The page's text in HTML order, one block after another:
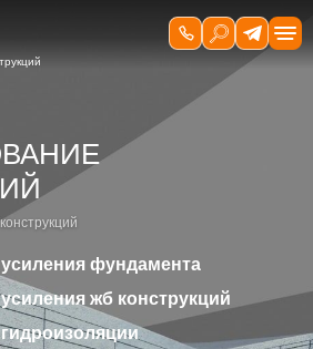
фундамента
жб конструкций